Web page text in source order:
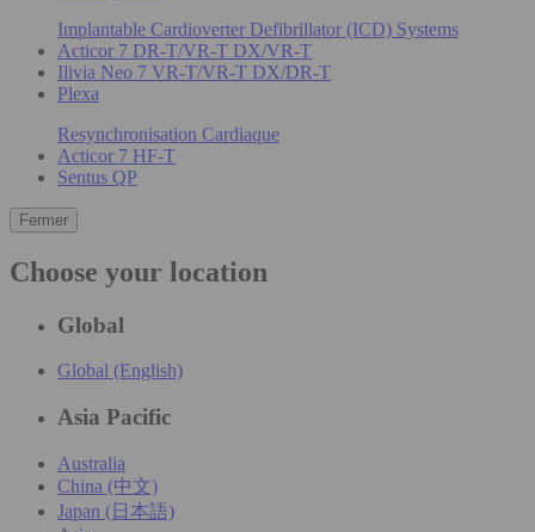
Implantable Cardioverter Defibrillator (ICD) Systems
Acticor 7 DR-T/VR-T DX/VR-T
Ilivia Neo 7 VR-T/VR-T DX/DR-T
Plexa
Resynchronisation Cardiaque
Acticor 7 HF-T
Sentus QP
Fermer
Choose your location
Global
Global (English)
Asia Pacific
Australia
China (中文)
Japan (日本語)